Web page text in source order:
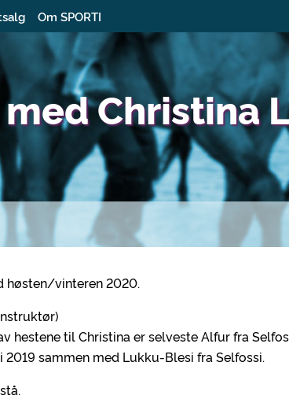
Om SPORTI
Christina
høsten/vinteren 2020.
hestene til Christina er selveste Alfur fra
sammen med Lukku-Blesi fra Selfossi.